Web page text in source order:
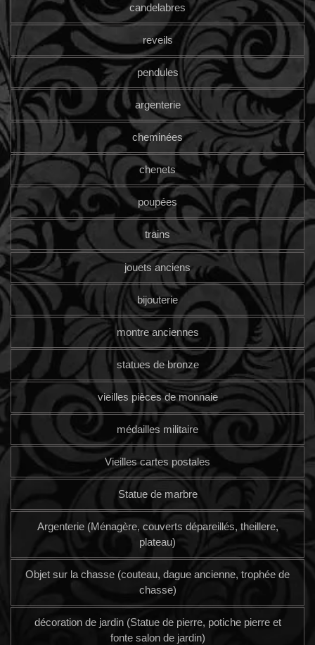
candelabres
reveils
pendules
argenterie
cheminées
chenets
poupées
trains
jouets anciens
bijouterie
montre anciennes
statues de bronze
vieilles pièces de monnaie
médailles militaire
Vieilles cartes postales
Statue de marbre
Argenterie (Ménagère, couverts dépareillés, theillere,
plateau)
Objet sur la chasse (couteau, dague ancienne, trophée de
chasse)
décoration de jardin (Statue de pierre, potiche pierre et
fonte salon de jardin)